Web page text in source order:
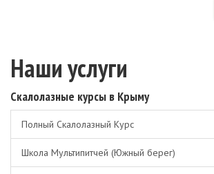
Наши услуги
Скалолазные курсы в Крыму
Полный Скалолазный Курс
Школа Мультипитчей (Южный берег)